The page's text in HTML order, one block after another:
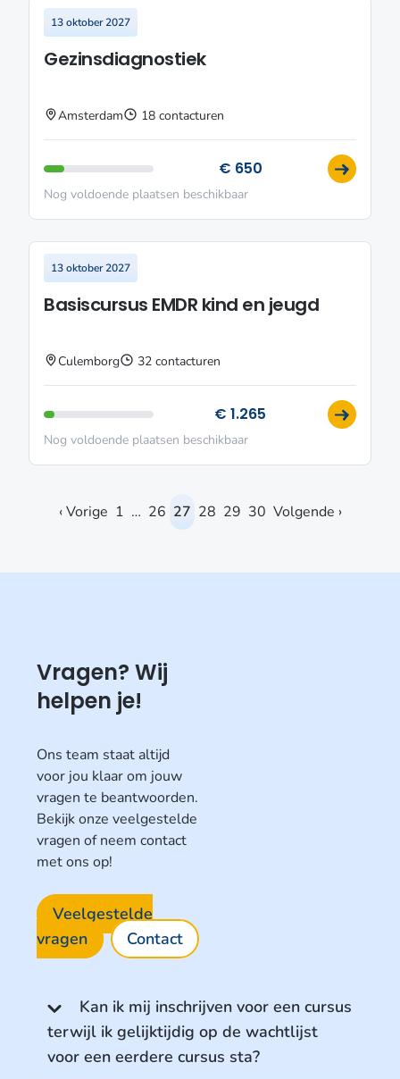
13 oktober 2027
Gezinsdiagnostiek
Amsterdam 18 contacturen
€ 650
Nog voldoende plaatsen beschikbaar
13 oktober 2027
Basiscursus EMDR kind en jeugd
Culemborg 32 contacturen
€ 1.265
Nog voldoende plaatsen beschikbaar
‹ Vorige 1 … 26 27 28 29 30 Volgende ›
Vragen? Wij
helpen je!
Ons team staat altijd
voor jou klaar om jouw
vragen te beantwoorden.
Bekijk onze veelgestelde
vragen of neem contact
met ons op!
Veelgestelde
vragen
Contact
Kan ik mij inschrijven voor een cursus
terwijl ik gelijktijdig op de wachtlijst
voor een eerdere cursus sta?